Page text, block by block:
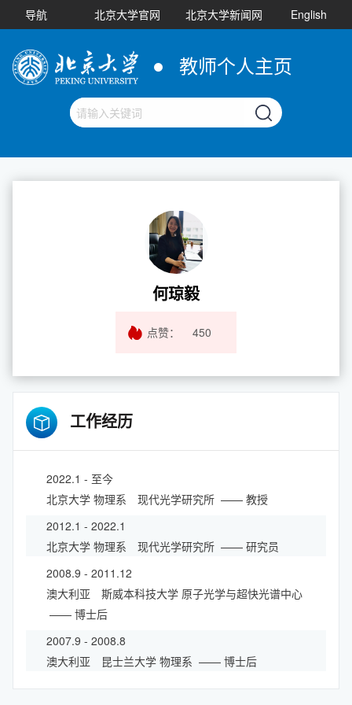
导航 北京大学官网 北京大学新闻网 English
教师个人主页
何琼毅
点赞： 450
工作经历
2022.1 - 至今
北京大学 物理系 现代光学研究所 —— 教授
2012.1 - 2022.1
北京大学 物理系 现代光学研究所 —— 研究员
2008.9 - 2011.12
澳大利亚 斯威本科技大学 原子光学与超快光谱中心
—— 博士后
2007.9 - 2008.8
澳大利亚 昆士兰大学 物理系 —— 博士后